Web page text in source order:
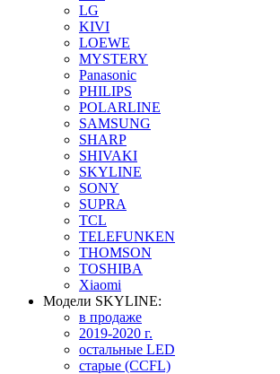
LG
KIVI
LOEWE
MYSTERY
Panasonic
PHILIPS
POLARLINE
SAMSUNG
SHARP
SHIVAKI
SKYLINE
SONY
SUPRA
TCL
TELEFUNKEN
THOMSON
TOSHIBA
Xiaomi
Модели SKYLINE:
в продаже
2019-2020 г.
остальные LED
старые (CCFL)